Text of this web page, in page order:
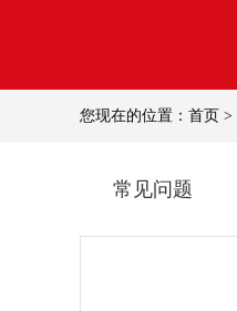
您现在的位置： 首页 >
常见问题